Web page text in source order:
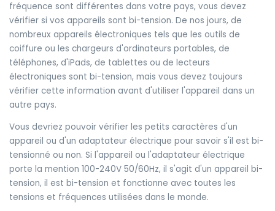
fréquence sont différentes dans votre pays, vous devez
vérifier si vos appareils sont bi-tension. De nos jours, de
nombreux appareils électroniques tels que les outils de
coiffure ou les chargeurs d'ordinateurs portables, de
téléphones, d'iPads, de tablettes ou de lecteurs
électroniques sont bi-tension, mais vous devez toujours
vérifier cette information avant d'utiliser l'appareil dans un
autre pays.
Vous devriez pouvoir vérifier les petits caractères d'un
appareil ou d'un adaptateur électrique pour savoir s'il est bi-
tensionné ou non. Si l'appareil ou l'adaptateur électrique
porte la mention 100-240V 50/60Hz, il s'agit d'un appareil bi-
tension, il est bi-tension et fonctionne avec toutes les
tensions et fréquences utilisées dans le monde.